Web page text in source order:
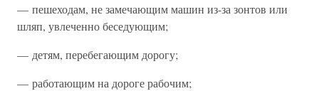
— пешеходам, не замечающим машин из-за зонтов или
шляп, увлеченно беседующим;
— детям, перебегающим дорогу;
— работающим на дороге рабочим;